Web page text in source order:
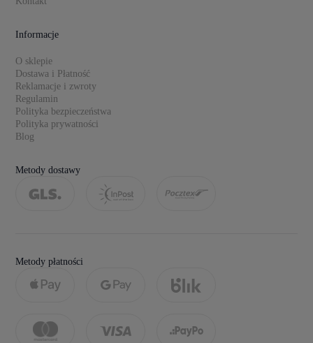
Informacje
O sklepie
Dostawa i Płatność
Reklamacje i zwroty
Regulamin
Polityka bezpieczeństwa
Polityka prywatności
Blog
Metody dostawy
Metody płatności